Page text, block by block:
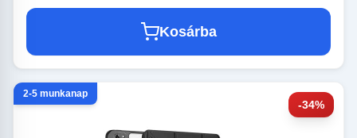
Kosárba
-34%
2-5 munkanap